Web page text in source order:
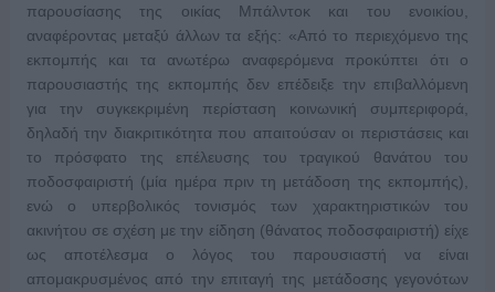
παρουσίασης της οικίας Μπάλντοκ και του ενοικίου,
αναφέροντας μεταξύ άλλων τα εξής: «Από το περιεχόμενο της
εκπομπής και τα ανωτέρω αναφερόμενα προκύπτει ότι ο
παρουσιαστής της εκπομπής δεν επέδειξε την επιβαλλόμενη
για την συγκεκριμένη περίσταση κοινωνική συμπεριφορά,
δηλαδή την διακριτικότητα που απαιτούσαν οι περιστάσεις και
το πρόσφατο της επέλευσης του τραγικού θανάτου του
ποδοσφαιριστή (μία ημέρα πριν τη μετάδοση της εκπομπής),
ενώ ο υπερβολικός τονισμός των χαρακτηριστικών του
ακινήτου σε σχέση με την είδηση (θάνατος ποδοσφαιριστή) είχε
ως αποτέλεσμα ο λόγος του παρουσιαστή να είναι
απομακρυσμένος από την επιταγή της μετάδοσης γεγονότων